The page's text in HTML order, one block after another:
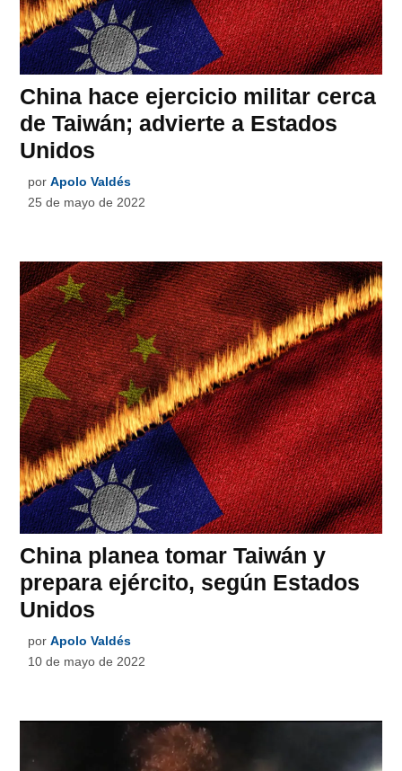
China hace ejercicio militar cerca
de Taiwán; advierte a Estados
Unidos
por Apolo Valdés
25 de mayo de 2022
China planea tomar Taiwán y
prepara ejército, según Estados
Unidos
por Apolo Valdés
10 de mayo de 2022